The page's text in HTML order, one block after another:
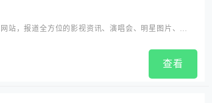
站，报道全方位的影视资讯、演唱会、明星图片、艺
潮流及娱乐动态、热点事件，明星签名照、电影票、
查看